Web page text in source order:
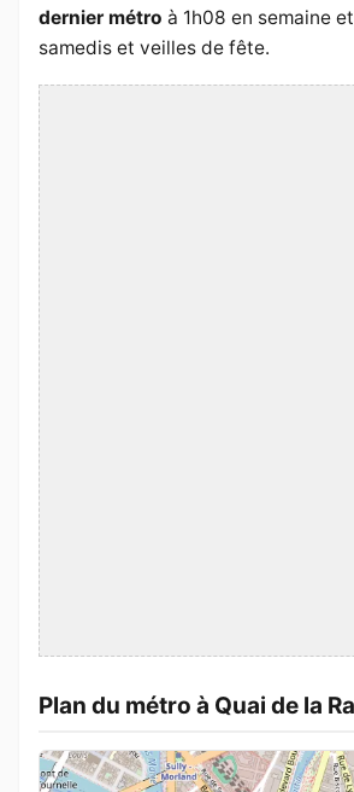
dernier métro à 1h08 en semaine
samedis et veilles de fête.
Plan du métro à Quai de la